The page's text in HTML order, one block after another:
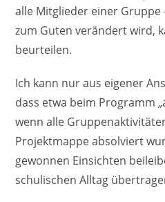
alle Mitglieder einer Gruppe
zum Guten verändert wird,
beurteilen.
Ich kann nur aus eigener
dass etwa beim Programm
wenn alle
Projektmappe absolviert
gewonnen Einsichten
schulischen Alltag